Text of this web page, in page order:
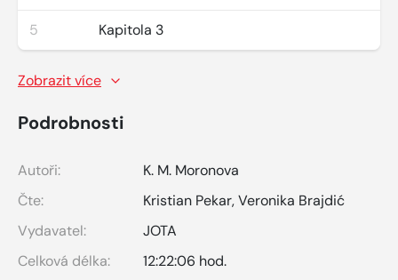
5 Kapitola 3
Zobrazit více
Podrobnosti
Autoři:
K. M. Moronova
Čte:
Kristian Pekar,Veronika Brajdić
Vydavatel:
JOTA
Celková délka:
12:22:06 hod.